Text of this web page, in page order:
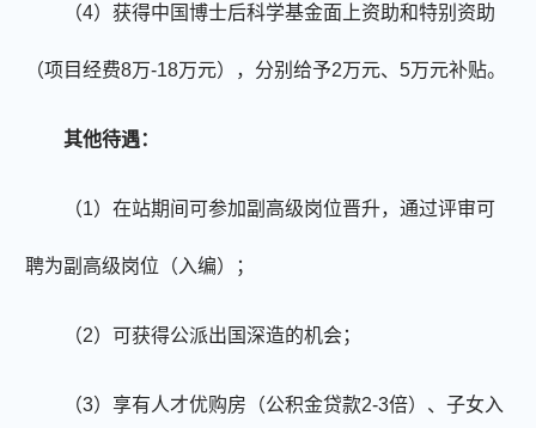
（4）获得中国博士后科学基金面上资助和特别资助
（项目经费8万-18万元），分别给予2万元、5万元补贴。
其他待遇：
（1）在站期间可参加副高级岗位晋升，通过评审可
聘为副高级岗位（入编）；
（2）可获得公派出国深造的机会；
（3）享有人才优购房（公积金贷款2-3倍）、子女入